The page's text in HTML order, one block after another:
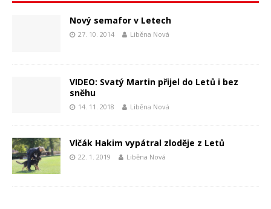
Nový semafor v Letech
27. 10. 2014 Liběna Nová
VIDEO: Svatý Martin přijel do Letů i bez
sněhu
14. 11. 2018 Liběna Nová
Vlčák Hakim vypátral zloděje z Letů
22. 1. 2019 Liběna Nová